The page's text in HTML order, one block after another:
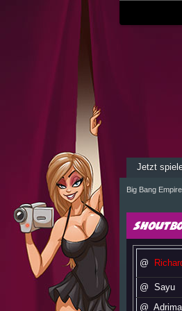
Jetzt
Big Bang
@
@ Sayu
@